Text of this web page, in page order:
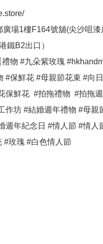
廣場1樓F164號舖(尖沙咀漆
鐵B2出口）
物 #九朵紫玫瑰
#保鮮花 #母親節花束 #向
保鮮花  #拍拖禮物  #拍拖
作坊 #結婚週年禮物 #母親
週年紀念日 #情人節 #情人
#玫瑰 #白色情人節